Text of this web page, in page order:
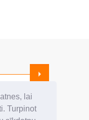
lai
Turpinot